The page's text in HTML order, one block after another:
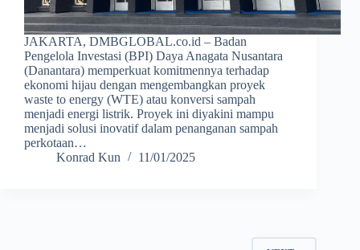
JAKARTA, DMBGLOBAL.co.id – Badan
Pengelola Investasi (BPI) Daya Anagata Nusantara
(Danantara) memperkuat komitmennya terhadap
ekonomi hijau dengan mengembangkan proyek
waste to energy (WTE) atau konversi sampah
menjadi energi listrik. Proyek ini diyakini mampu
menjadi solusi inovatif dalam penanganan sampah
perkotaan…
Konrad Kun
11/01/2025